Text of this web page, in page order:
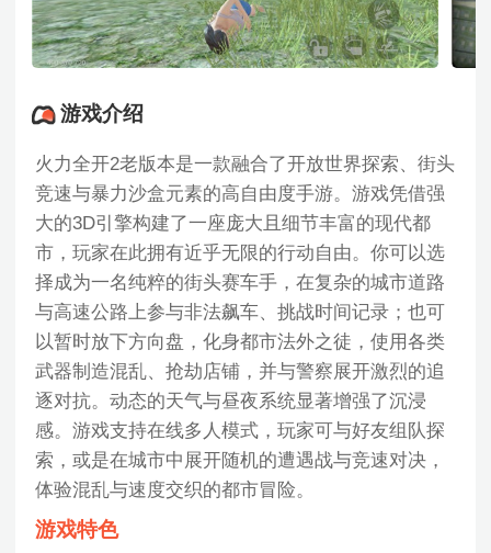
游戏介绍
火力全开2老版本是一款融合了开放世界探索、街头
竞速与暴力沙盒元素的高自由度手游。游戏凭借强
大的3D引擎构建了一座庞大且细节丰富的现代都
市，玩家在此拥有近乎无限的行动自由。你可以选
择成为一名纯粹的街头赛车手，在复杂的城市道路
与高速公路上参与非法飙车、挑战时间记录；也可
以暂时放下方向盘，化身都市法外之徒，使用各类
武器制造混乱、抢劫店铺，并与警察展开激烈的追
逐对抗。动态的天气与昼夜系统显著增强了沉浸
感。游戏支持在线多人模式，玩家可与好友组队探
索，或是在城市中展开随机的遭遇战与竞速对决，
体验混乱与速度交织的都市冒险。
游戏特色